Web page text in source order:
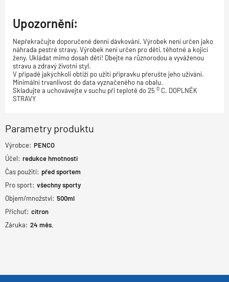
Upozornění:
Nepřekračujte doporučené denní dávkování. Výrobek není určen jako
náhrada pestré stravy. Výrobek není určen pro děti, těhotné a kojící
ženy. Ukládat mimo dosah dětí! Dbejte na různorodou a vyváženou
stravu a zdravý životní styl.
V případě jakýchkoli obtíží po užití přípravku přerušte jeho užívání.
Minimální trvanlivost do data vyznačeného na obalu.
Skladujte a uchovávejte v suchu při teplotě do 25 O C. DOPLNĚK
STRAVY
Parametry produktu
Výrobce: PENCO
Účel: redukce hmotnosti
Čas použití: před sportem
Pro sport: všechny sporty
Objem/množství: 500ml
Příchuť: citron
Záruka: 24 měs.